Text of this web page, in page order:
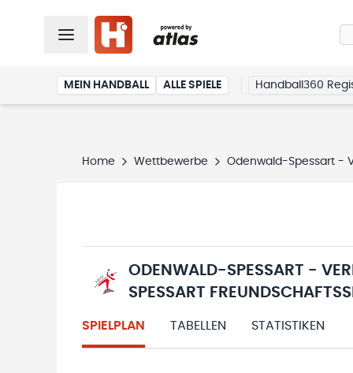
MEIN HANDBALL ALLE SPIELE Handball360
Home Wettbewerbe Odenwald-Spessart -
ODENWALD-SPESSART -
SPESSART
SPIELPLAN TABELLEN STATISTIKEN